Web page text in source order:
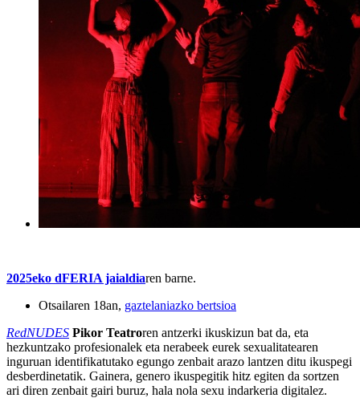
2025eko dFERIA jaialdiaren barne.
Otsailaren 18an, gaztelaniazko bertsioa
RedNUDES Pikor Teatroren antzerki ikuskizun bat da, eta
hezkuntzako profesionalek eta nerabeek eurek sexualitatearen
inguruan identifikatutako egungo zenbait arazo lantzen ditu ikuspegi
desberdinetatik. Gainera, genero ikuspegitik hitz egiten da sortzen
ari diren zenbait gairi buruz, hala nola sexu indarkeria digitalez.